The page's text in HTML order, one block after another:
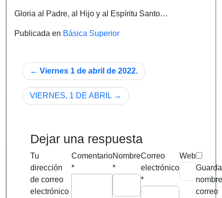
Gloria al Padre, al Hijo y al Espíritu Santo…
Publicada en Básica Superior
Navegación
de
entradas
Viernes 1 de abril de 2022.
VIERNES, 1 DE ABRIL
Dejar una respuesta
Tu
dirección
de correo
electrónico
Comentario
*
Nombre
*
Correo
electrónico
*
Web
correo